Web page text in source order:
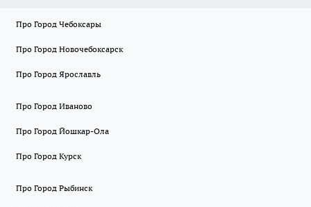
Про Город Чебоксары
Про Город Новочебоксарск
Про Город Ярославль
Про Город Иваново
Про Город Йошкар-Ола
Про Город Курск
Про Город Рыбинск